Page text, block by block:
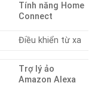
Tính năng Home
Connect
Điều khiển từ xa
Trợ lý ảo
Amazon Alexa